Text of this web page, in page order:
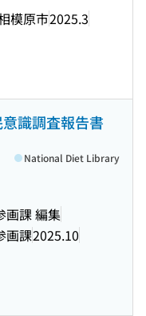
模原市2025.3
識調査報告書
画課 編集
画課2025.10
National Diet Library